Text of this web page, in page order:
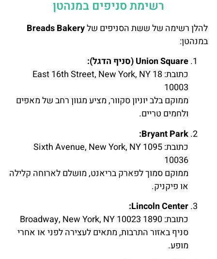
רשימת סניפים במנהטן
להלן רשימה של ששת הסניפים שלBreads Bakery
במנהטן:
Union Square (סניף הדגל):
כתובת: 18 East 16th Street, New York, NY
10003
ממוקם בלב יוניון סקוור, מציע מגוון רחב של מאפים
ולחמים טריים.
Bryant Park:
כתובת: 1095 Sixth Avenue, New York, NY
10036
ממוקם סמוך לפארק בריאנט, מושלם לארוחה קלילה
או פיקניק.
Lincoln Center:
כתובת: 1890 Broadway, New York, NY 10023
סניף באזור התרבות, מתאים לעצירה לפני או אחרי
מופע.